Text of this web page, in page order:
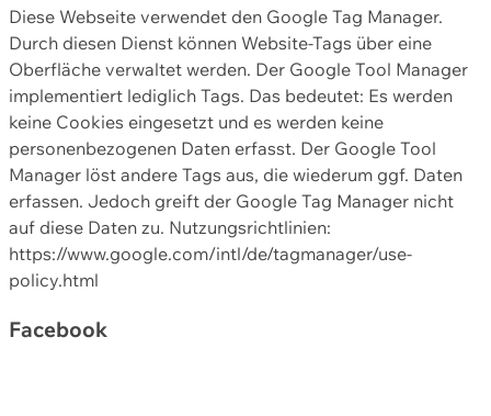
Diese Webseite verwendet den Google Tag Manager.
Durch diesen Dienst können Website-Tags über eine
Oberfläche verwaltet werden. Der Google Tool Manager
implementiert lediglich Tags. Das bedeutet: Es werden
keine Cookies eingesetzt und es werden keine
personenbezogenen Daten erfasst. Der Google Tool
Manager löst andere Tags aus, die wiederum ggf. Daten
erfassen. Jedoch greift der Google Tag Manager nicht
auf diese Daten zu. Nutzungsrichtlinien:
https://www.google.com/intl/de/tagmanager/use-
policy.html
Facebook